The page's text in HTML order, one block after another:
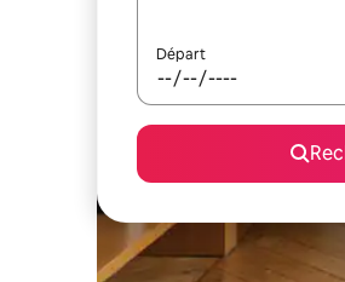
Départ